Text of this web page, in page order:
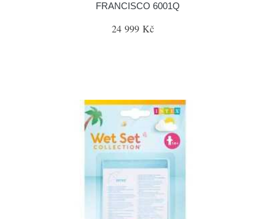
FRANCISCO 6001Q
24 999 Kč